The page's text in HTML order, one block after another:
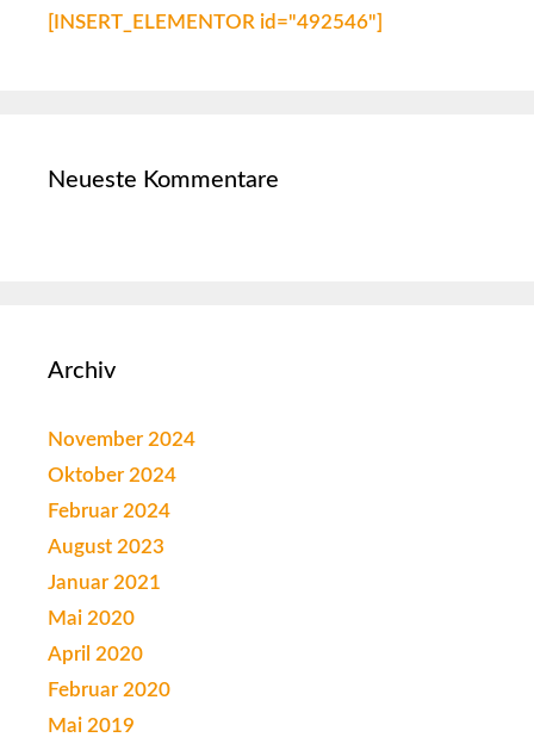
[INSERT_ELEMENTOR id="492546"]
Neueste Kommentare
Archiv
November 2024
Oktober 2024
Februar 2024
August 2023
Januar 2021
Mai 2020
April 2020
Februar 2020
Mai 2019